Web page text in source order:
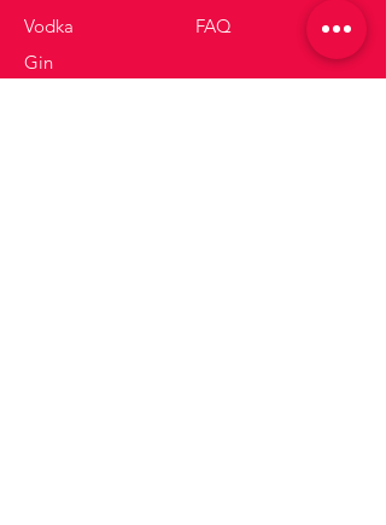
Vodka
Gin
FAQ